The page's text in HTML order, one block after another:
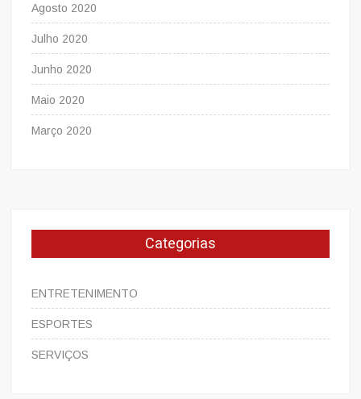
Agosto 2020
Julho 2020
Junho 2020
Maio 2020
Março 2020
Categorias
ENTRETENIMENTO
ESPORTES
SERVIÇOS